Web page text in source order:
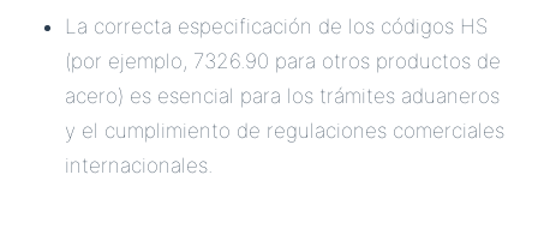
La correcta especificación de los códigos HS
(por ejemplo, 7326.90 para otros productos de
acero) es esencial para los trámites aduaneros
y el cumplimiento de regulaciones comerciales
internacionales.